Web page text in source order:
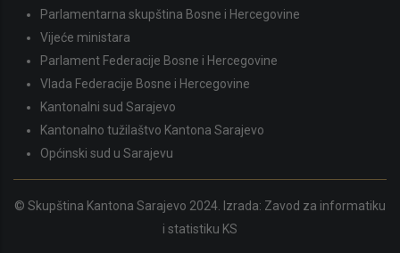
Parlamentarna skupština Bosne i Hercegovine
Vijeće ministara
Parlament Federacije Bosne i Hercegovine
Vlada Federacije Bosne i Hercegovine
Kantonalni sud Sarajevo
Kantonalno tužilaštvo Kantona Sarajevo
Općinski sud u Sarajevu
© Skupština Kantona Sarajevo 2024. Izrada: Zavod za informatiku
i statistiku KS